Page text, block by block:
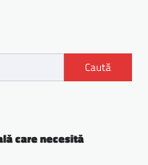
Caută
care necesită